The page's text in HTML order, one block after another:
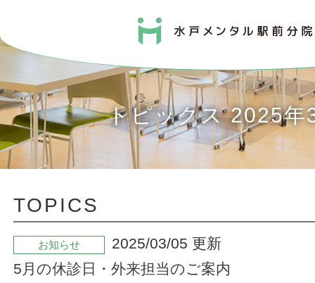
トピックス 2025年
TOPICS
お知らせ
2025/03/05 更新
5月の休診日・外来担当のご案内